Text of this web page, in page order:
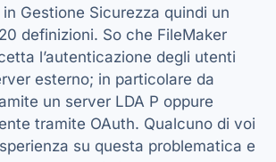
Gestione Sicurezza quindi un
definizioni. So che FileMaker
l’autenticazione degli utenti
esterno; in particolare da
un server LDA P oppure
tramite OAuth. Qualcuno di voi
su questa problematica e